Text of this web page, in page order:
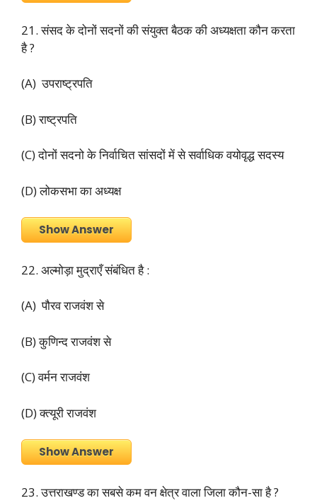
21. संसद के दोनों सदनों की संयुक्त बैठक की अध्यक्षता कौन करता
है ?
(A) उपराष्ट्रपति
(B) राष्ट्रपति
(C) दोनों सदनो के निर्वाचित सांसदों में से सर्वाधिक वयोवृद्ध सदस्य
(D) लोकसभा का अध्यक्ष
Show Answer
22. अल्मोड़ा मुद्राएँ संबंधित है :
(A) पौरव राजवंश से
(B) कुणिन्द राजवंश से
(C) वर्मन राजवंश
(D) क्त्यूरी राजवंश
Show Answer
23. उत्तराखण्ड का सबसे कम वन क्षेत्र वाला जिला कौन-सा है ?